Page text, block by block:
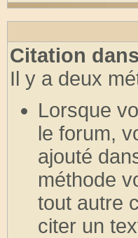
Citation
Il y a deux
Lorsque
le forum,
ajouté
méthode
tout autre
citer un